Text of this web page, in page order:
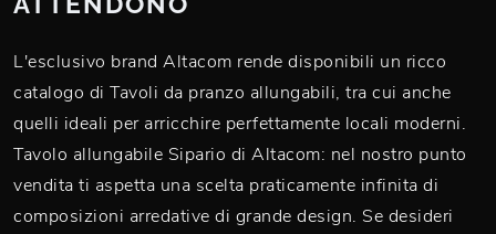
L'esclusivo brand Altacom rende disponibili un ricco
catalogo di Tavoli da pranzo allungabili, tra cui anche
quelli ideali per arricchire perfettamente locali moderni.
Tavolo allungabile Sipario di Altacom: nel nostro punto
vendita ti aspetta una scelta praticamente infinita di
composizioni arredative di grande design. Se desideri